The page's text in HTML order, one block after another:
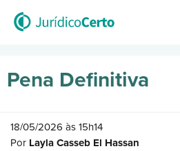
Pena Definitiva
18/05/2026 às 15h14
Por Layla Casseb El Hassan